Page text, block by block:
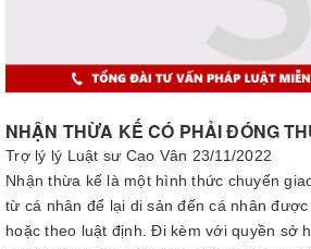
NHẬN THỪA KẾ CÓ PHẢI ĐÓNG
Trợ lý lý Luật sư Cao Vân 23/11/2022
Nhận thừa kế là một hình thức chuyển
từ cá nhân để lại di sản đến cá nhân
hoặc theo luật định. Đi kèm với quyền sở